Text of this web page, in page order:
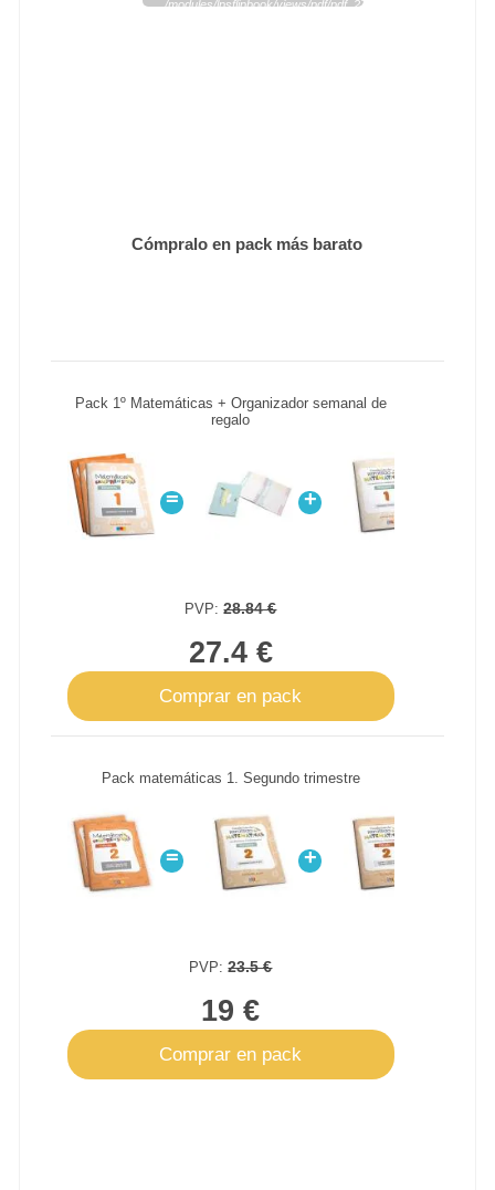
/modules/lpsflipbook/views/pdf/pdf_27_1.pdf
Cómpralo en pack más barato
Pack 1º Matemáticas + Organizador semanal de
regalo
= +
PVP:28.84 €
27.4 €
Comprar en pack
Pack matemáticas 1. Segundo trimestre
= +
PVP:23.5 €
19 €
Comprar en pack